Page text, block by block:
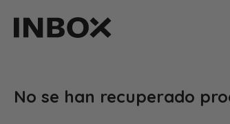
No se han recuperado